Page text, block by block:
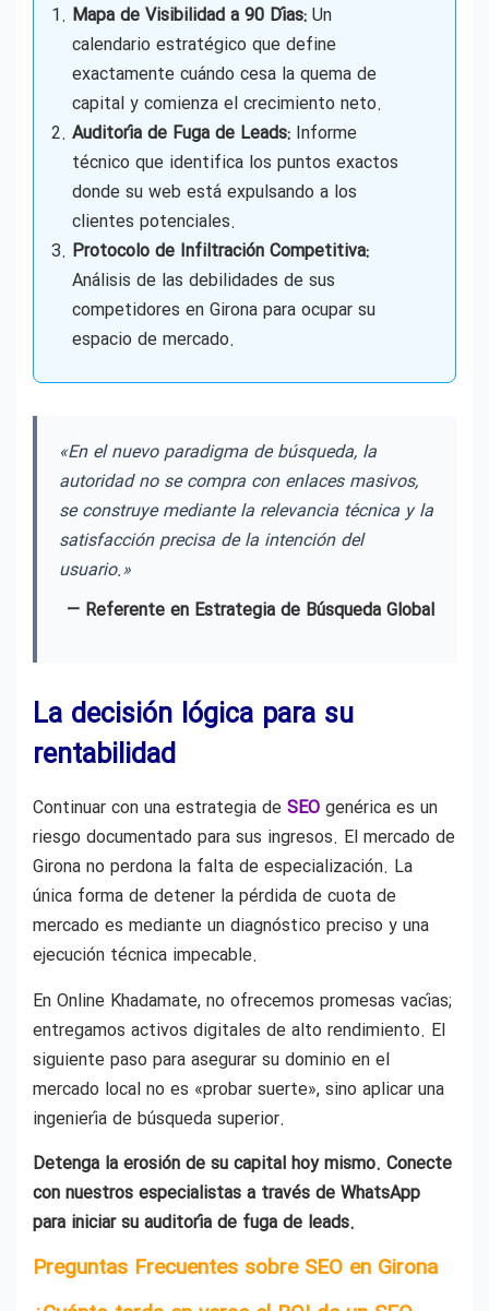
Mapa de Visibilidad a 90 Días: Un
calendario estratégico que define
exactamente cuándo cesa la quema de
capital y comienza el crecimiento neto.
Auditoría de Fuga de Leads: Informe
técnico que identifica los puntos exactos
donde su web está expulsando a los
clientes potenciales.
Protocolo de Infiltración Competitiva:
Análisis de las debilidades de sus
competidores en Girona para ocupar su
espacio de mercado.
«En el nuevo paradigma de búsqueda, la
autoridad no se compra con enlaces masivos,
se construye mediante la relevancia técnica y la
satisfacción precisa de la intención del
usuario.»
— Referente en Estrategia de Búsqueda Global
La decisión lógica para su
rentabilidad
Continuar con una estrategia de SEO genérica es un
riesgo documentado para sus ingresos. El mercado de
Girona no perdona la falta de especialización. La
única forma de detener la pérdida de cuota de
mercado es mediante un diagnóstico preciso y una
ejecución técnica impecable.
En Online Khadamate, no ofrecemos promesas vacías;
entregamos activos digitales de alto rendimiento. El
siguiente paso para asegurar su dominio en el
mercado local no es «probar suerte», sino aplicar una
ingeniería de búsqueda superior.
Detenga la erosión de su capital hoy mismo. Conecte
con nuestros especialistas a través de WhatsApp
para iniciar su auditoría de fuga de leads.
Preguntas Frecuentes sobre SEO en Girona